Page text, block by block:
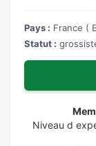
Pays : France (
Statut :
Niveau d